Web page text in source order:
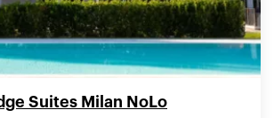
Suites Milan NoLo